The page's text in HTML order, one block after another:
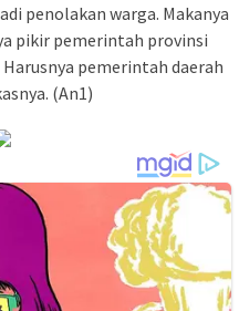
penolakan warga. Makanya
pikir pemerintah provinsi
pemerintah daerah
(An1)